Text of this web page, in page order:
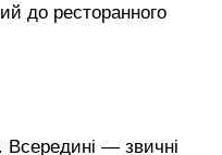
до ресторанного
— звичні